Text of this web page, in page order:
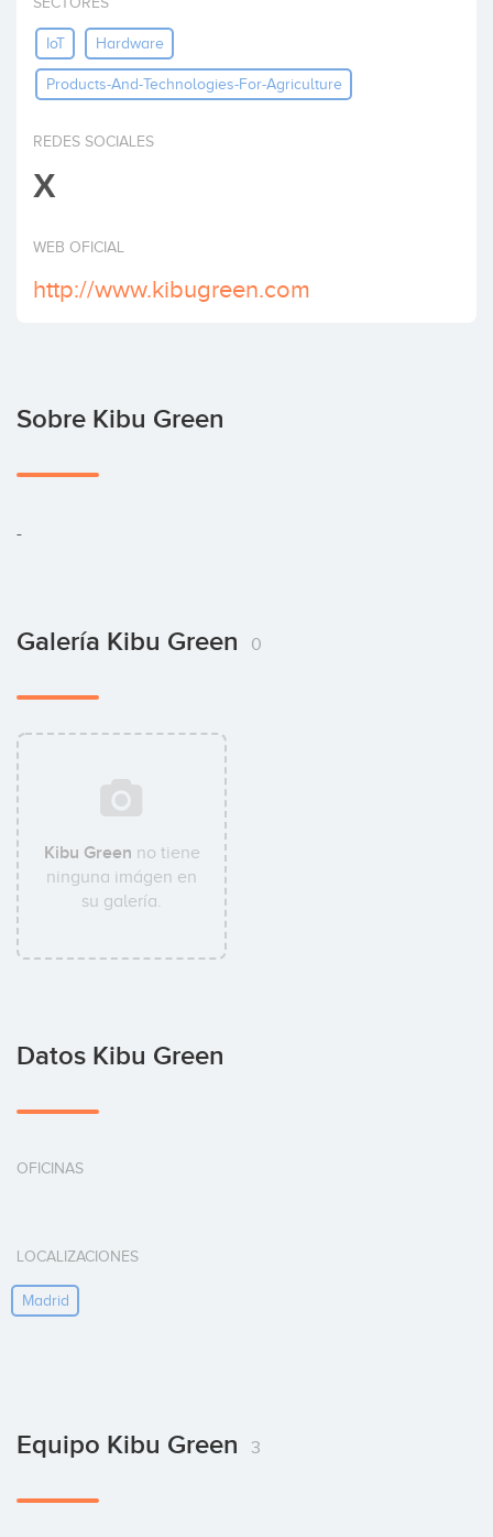
IoT Hardware
Products-And-Technologies-For-Agriculture
REDES SOCIALES
X
WEB OFICIAL
http://www.kibugreen.com
Sobre Kibu Green
-
Galería Kibu Green 0
Kibu Green no tiene
ninguna imágen en
su galería.
Datos Kibu Green
OFICINAS
LOCALIZACIONES
Madrid
Equipo Kibu Green 3